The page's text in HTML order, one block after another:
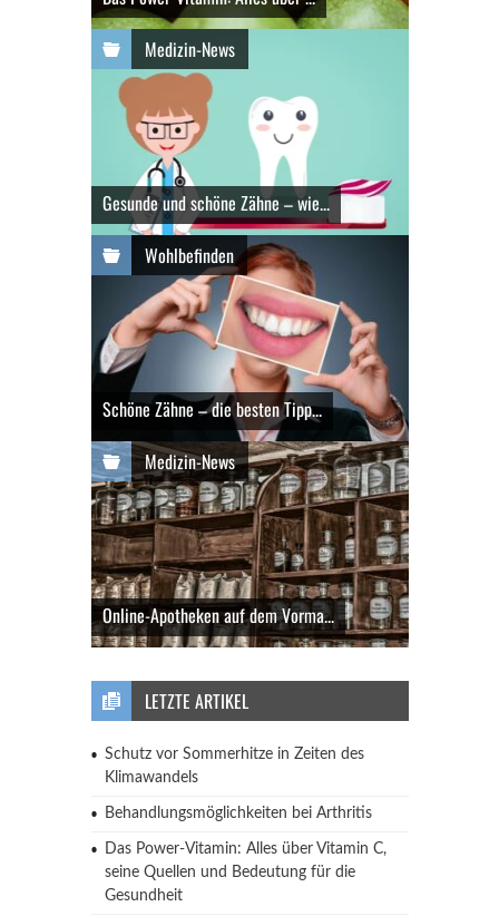
Medizin-News
Gesunde und schöne Zähne – wie...
Wohlbefinden
Schöne Zähne – die besten Tipp...
Medizin-News
Online-Apotheken auf dem Vorma...
LETZTE ARTIKEL
Schutz vor Sommerhitze in Zeiten des
Klimawandels
Behandlungsmöglichkeiten bei Arthritis
Das Power-Vitamin: Alles über Vitamin C,
seine Quellen und Bedeutung für die
Gesundheit